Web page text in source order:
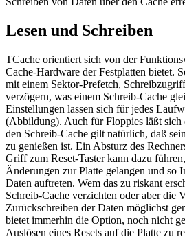
Lesen und Schreiben
TCache orientiert sich von der
Cache-Hardware der Festplatten bietet.
mit einem Sektor-Prefetch,
verzögern, was einem Schreib-Cache
Einstellungen lassen sich für jedes
(Abbildung). Auch für Floppies läßt sich
den Schreib-Cache gilt natürlich, daß
zu genießen ist. Ein Absturz des
Griff zum Reset-Taster kann dazu
Änderungen zur Platte gelangen und so
Daten auftreten. Wem das zu riskant
Schreib-Cache verzichten oder aber die
Zurückschreiben der Daten möglichst
bietet immerhin die Option, noch nicht
Auslösen eines Resets auf die Platte zu